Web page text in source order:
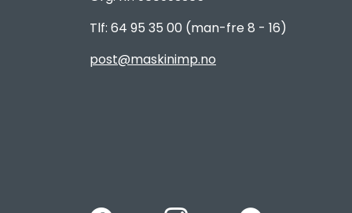
Tlf: 64 95 35 00 (man-fre 8 - 16)
post@maskinimp.no